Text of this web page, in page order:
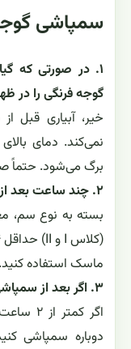
سمپاشی
۱. در صورتی که
گوجه فرنگی را در
خیر، آبیاری
نمی‌کند. دمای
برگ می‌شود. حتماً
۲. چند ساعت بعد از سمپاشی می‌توانم وارد مزرعه شوم؟
ماسک استفاده کنید.
۳. اگر بعد از سمپاشی باران ببارد چه کنیم؟
اگر